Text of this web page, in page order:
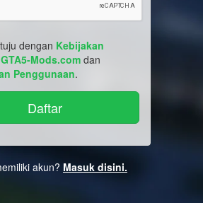
dengan Kebijakan
Mods.com dan
Penggunaan.
akun? Masuk disini.